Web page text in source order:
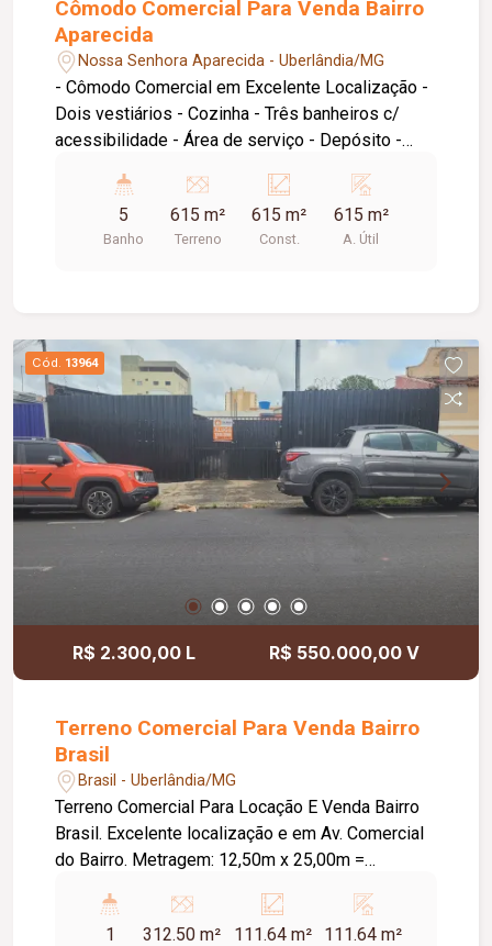
Cômodo Comercial Para Venda Bairro
Aparecida
Nossa Senhora Aparecida - Uberlândia/MG
- Cômodo Comercial em Excelente Localização -
Dois vestiários - Cozinha - Três banheiros c/
acessibilidade - Área de serviço - Depósito -
m2 - Cômodo Comercial Para Venda Bairro
Aparecida Em Uberlândia.
5
Banho
615 m²
Terreno
615 m²
Const.
615 m²
A. Útil
Cód. 13964
R$ 2.300,00 L R$ 550.000,00 V
Terreno Comercial Para Venda Bairro
Brasil
Brasil - Uberlândia/MG
Terreno Comercial Para Locação E Venda Bairro
Brasil. Excelente localização e em Av. Comercial
do Bairro. Metragem: 12,50m x 25,00m =
escritório e 01 banheiro.
1
312.50 m² 111.64 m² 111.64 m²